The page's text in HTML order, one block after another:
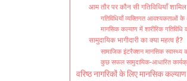
आम तौर पर कौन सी गतिविधियाँ शामिल
गतिविधियाँ व्यक्तिगत आवश्यकताओं
मानसिक कल्याण में शारीरिक गतिविधि
सामुदायिक भागीदारी का क्या महत्व है?
सामाजिक इंटरैक्शन मानसिक स्वास्थ्य
कुछ सफल सामुदायिक-आधारित
वरिष्ठ नागरिकों के लिए मानसिक